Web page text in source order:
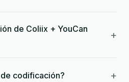
de Coliix + YouCan
+
codificación? +